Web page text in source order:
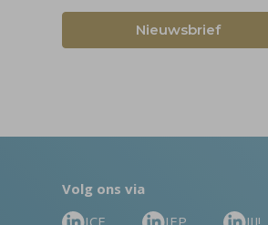
Nieuwsbrief
Volg ons via